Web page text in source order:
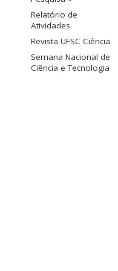
Relatório de
Atividades
Revista UFSC Ciência
Semana Nacional de
Ciência e Tecnologia